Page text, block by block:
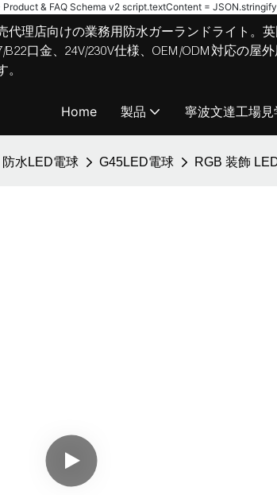
& FAQ Schema v2 script.textContent =
代理店向けの業務用防水ガーランドライト。
B22口金、24V/230V仕様、OEM/ODM対応の屋
。
Home 製品 寧波文達工場見
防水LED電球 G45LED電球 RGB 装飾